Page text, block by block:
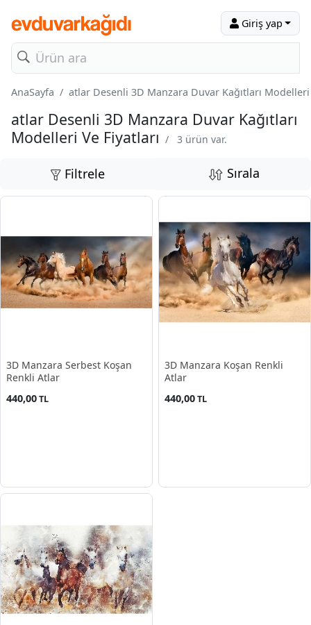
Giriş yap
AnaSayfa atlar Desenli 3D Manzara Duvar Kağıtları Modelleri
atlar Desenli 3D Manzara Duvar Kağıtları
Modelleri Ve Fiyatları / 3 ürün var.
Filtrele Sırala
3D Manzara Serbest Koşan
Renkli Atlar
440,00TL
3D Manzara Koşan Renkli
Atlar
440,00TL